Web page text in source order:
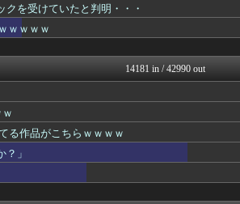
なんJミュージアム
加速
にゅーすアルー！
ゴールデンタイムズ
人組だっ...
奥様は鬼女-DQN返しまと...
！」→帰宅...
鬼女はみた -修羅場・恋愛...
たフリし...
えっ!?またここのサイト?
を...
ガジェット2ch
なんJ PRIDE
クを受けていたと判明・・・
ｗｗｗｗ
14181 in / 42990 out
る作品がこちらｗｗｗｗ
」